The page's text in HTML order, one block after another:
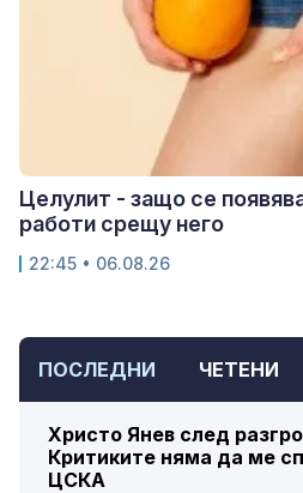
ПОСЛЕДНИ ЧЕТЕНИ
Христо Янев след
Критиките няма да ме
ЦСКА
Целулит - защо се
работи срещу него
22:45 • 06.08.26